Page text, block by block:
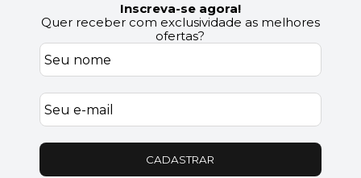
Inscreva-se agora!
Quer receber com exclusividade as melhores
ofertas?
CADASTRAR